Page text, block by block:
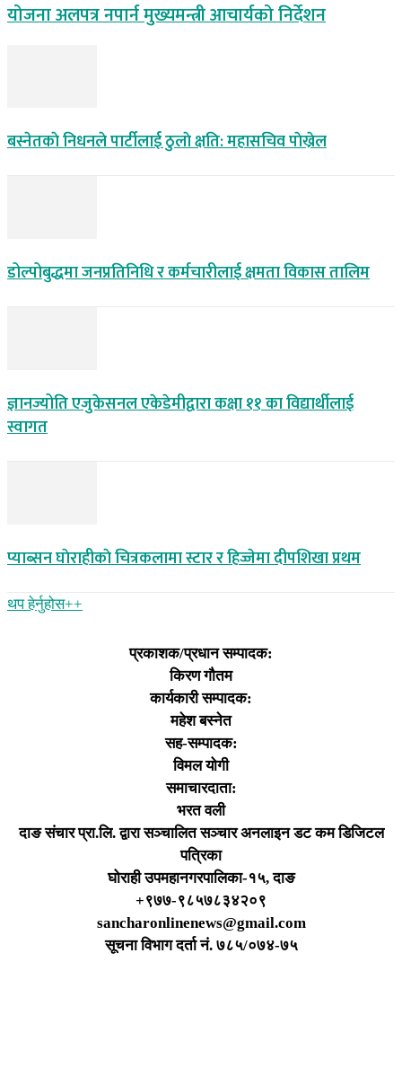
योजना अलपत्र नपार्न मुख्यमन्त्री आचार्यको निर्देशन
बस्नेतकाे निधनले पार्टीलाई ठुलाे क्षति: महासचिव पाेख्रेल
डोल्पोबुद्धमा जनप्रतिनिधि र कर्मचारीलाई क्षमता विकास तालिम
ज्ञानज्योति एजुकेसनल एकेडेमीद्वारा कक्षा ११ का विद्यार्थीलाई
स्वागत
प्याब्सन घाेराहीकाे चित्रकलामा स्टार र हिज्जेमा दीपशिखा प्रथम
थप हेर्नुहोस‌++
प्रकाशक/प्रधान सम्पादक:
किरण गौतम
कार्यकारी सम्पादक:
महेश बस्नेत
सह-सम्पादक:
विमल योगी
समाचारदाता:
भरत वली
दाङ संचार प्रा.लि. द्वारा सञ्चालित सञ्चार अनलाइन डट कम डिजिटल
पत्रिका
घोराही उपमहानगरपालिका-१५, दाङ
+९७७-९८५७८३४२०९
sancharonlinenews@gmail.com
सूचना विभाग दर्ता न‌ं. ७८५/०७४-७५